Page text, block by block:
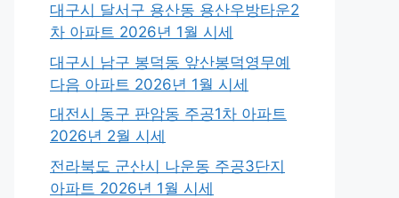
대구시 달서구 용산동 용산우방타운2
차 아파트 2026년 1월 시세
대구시 남구 봉덕동 앞산봉덕영무예
다음 아파트 2026년 1월 시세
대전시 동구 판암동 주공1차 아파트
2026년 2월 시세
전라북도 군산시 나운동 주공3단지
아파트 2026년 1월 시세